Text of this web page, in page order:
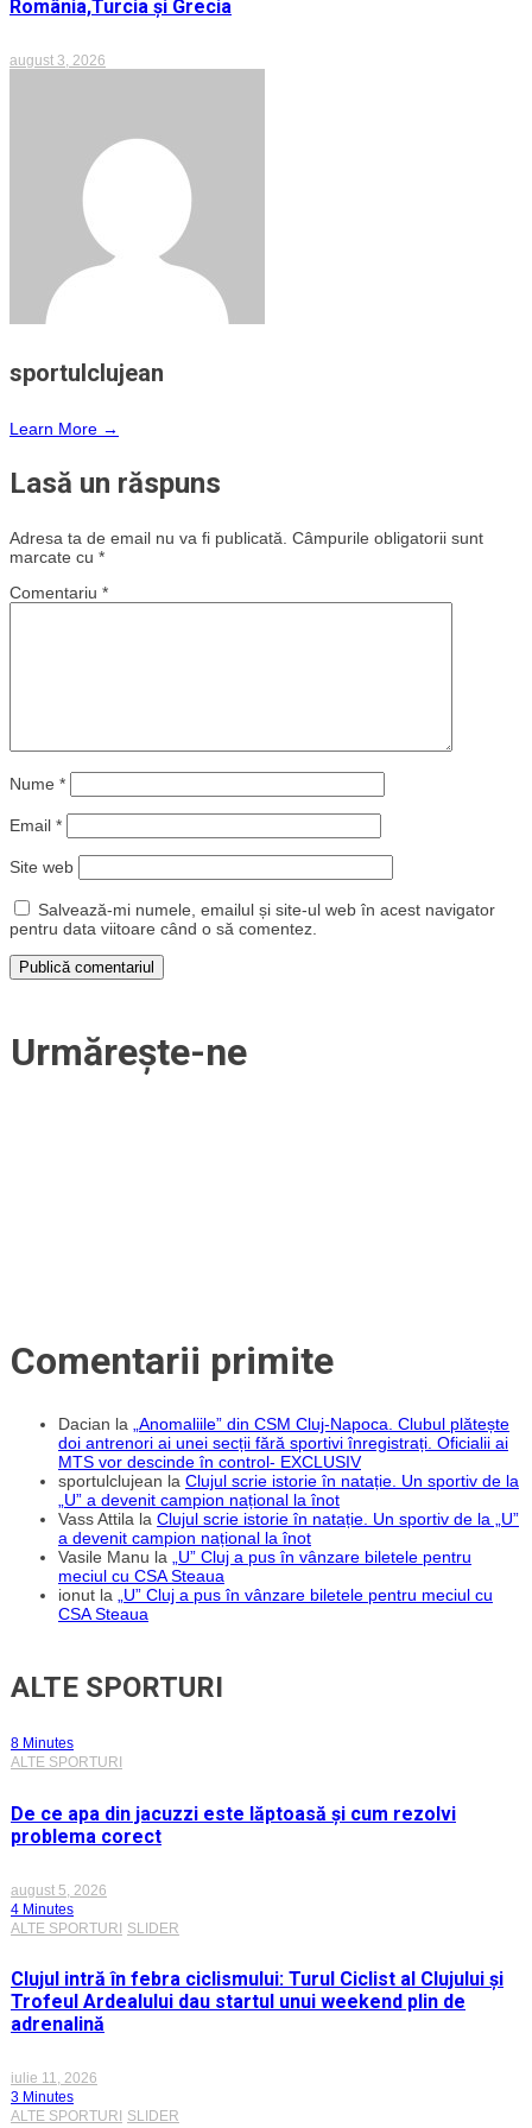
România,Turcia și Grecia
august 3, 2026
sportulclujean
Learn More →
Lasă un răspuns
Adresa ta de email nu va fi publicată. Câmpurile obligatorii sunt
marcate cu *
Comentariu *
Nume *
Email *
Site web
Salvează-mi numele, emailul și site-ul web în acest navigator
pentru data viitoare când o să comentez.
Urmărește-ne
Comentarii primite
Dacian la „Anomaliile” din CSM Cluj-Napoca. Clubul plătește
doi antrenori ai unei secții fără sportivi înregistrați. Oficialii ai
MTS vor descinde în control- EXCLUSIV
sportulclujean la Clujul scrie istorie în natație. Un sportiv de la
„U” a devenit campion național la înot
Vass Attila la Clujul scrie istorie în natație. Un sportiv de la „U”
a devenit campion național la înot
Vasile Manu la „U” Cluj a pus în vânzare biletele pentru
meciul cu CSA Steaua
ionut la „U” Cluj a pus în vânzare biletele pentru meciul cu
CSA Steaua
ALTE SPORTURI
8 Minutes
ALTE SPORTURI
De ce apa din jacuzzi este lăptoasă și cum rezolvi
problema corect
august 5, 2026
4 Minutes
ALTE SPORTURI SLIDER
Clujul intră în febra ciclismului: Turul Ciclist al Clujului și
Trofeul Ardealului dau startul unui weekend plin de
adrenalină
iulie 11, 2026
3 Minutes
ALTE SPORTURI
SLIDER